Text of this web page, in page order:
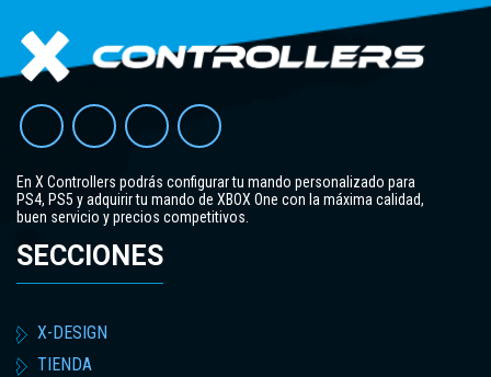
En X Controllers podrás configurar tu mando personalizado para
PS4, PS5 y adquirir tu mando de XBOX One con la máxima calidad,
buen servicio y precios competitivos.
SECCIONES
X-DESIGN
TIENDA